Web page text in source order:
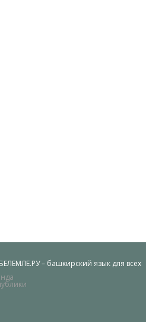
– башкирский язык для всех